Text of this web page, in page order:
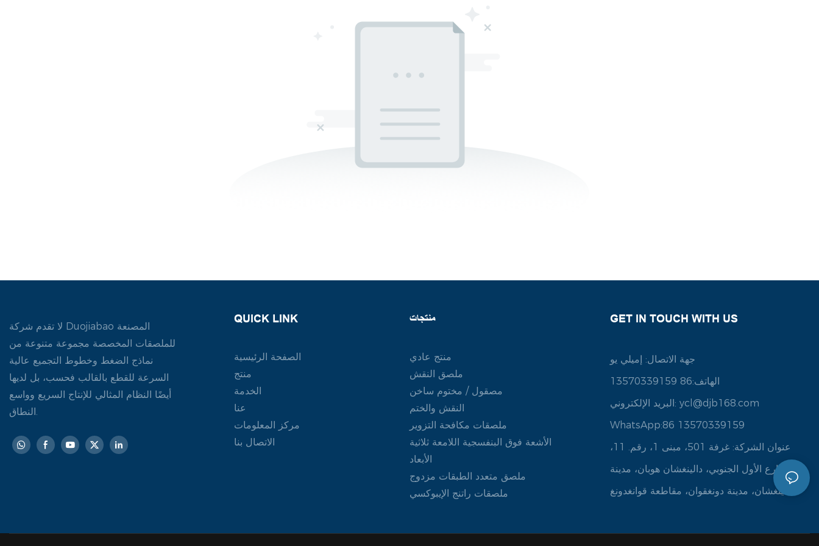
لا تقدم شركة Duojiabao المصنعة
للملصقات المخصصة مجموعة متنوعة من
نماذج الضغط وخطوط التجميع عالية
السرعة للقطع بالقالب فحسب، بل لديها
أيضًا النظام المثالي للإنتاج السريع وواسع
النطاق.
QUICK LINK
الصفحة الرئيسية
منتج
الخدمة
عنا
مركز المعلومات
الاتصال بنا
منتجات
منتج عادي
ملصق النقش
مصقول / مختوم ساخن
النقش والختم
ملصقات مكافحة التزوير
الأشعة فوق البنفسجية اللامعة ثلاثية
الأبعاد
ملصق متعدد الطبقات مزدوج
ملصقات راتنج الإيبوكسي
GET IN TOUCH WITH US
جهة الاتصال: إميلي يو
الهاتف:86 13570339159
البريد الإلكتروني: ycl@djb168.com
WhatsApp:86 13570339159
عنوان الشركة: غرفة 501، مبنى 1، رقم. 11،
الشارع الأول الجنوبي، دالينغشان هوبان، مدينة
دالينغشان، مدينة دونغقوان، مقاطعة قوانغدونغ